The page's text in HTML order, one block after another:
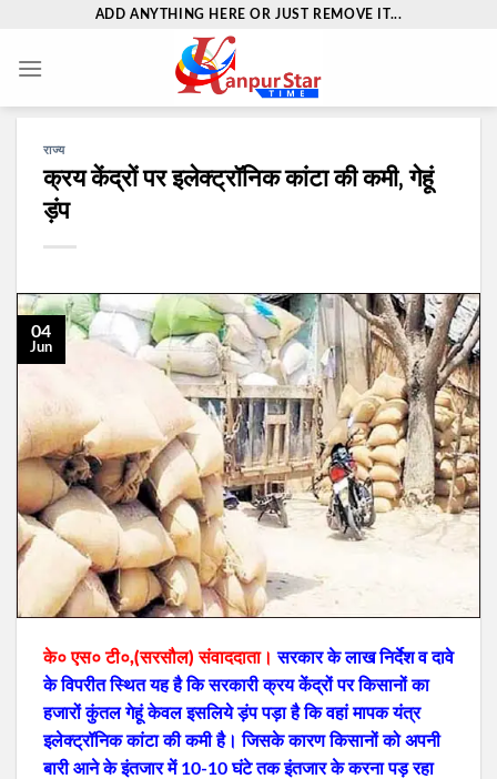
content
ADD ANYTHING HERE OR JUST REMOVE IT...
राज्य
क्रय केंद्रों पर इलेक्ट्रॉनिक कांटा की कमी‚ गेहूं
ड़ंप
04
Jun
के० एस० टी०,(सरसौल) संवाददाता। सरकार के लाख निर्देश व दावे
के विपरीत स्थित यह है कि सरकारी क्रय केंद्रों पर किसानों का
हजारों कुंतल गेहूं केवल इसलिये ड़ंप पड़ा है कि वहां मापक यंत्र
इलेक्ट्रॉनिक कांटा की कमी है। जिसके कारण किसानों को अपनी
बारी आने के इंतजार में 10-10 घंटे तक इंतजार के करना पड़ रहा